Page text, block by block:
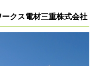
クス電材三重株式会社